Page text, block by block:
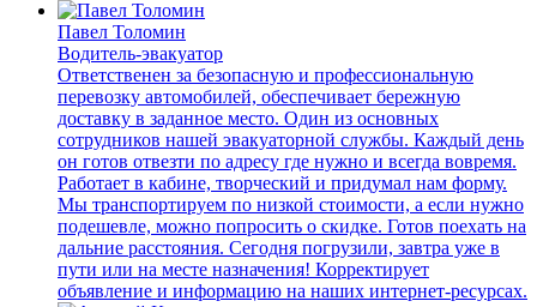
Павел Толомин
Водитель-эвакуатор
Ответственен за безопасную и профессиональную
перевозку автомобилей, обеспечивает бережную
доставку в заданное место. Один из основных
сотрудников нашей эвакуаторной службы. Каждый день
он готов отвезти по адресу где нужно и всегда вовремя.
Работает в кабине, творческий и придумал нам форму.
Мы транспортируем по низкой стоимости, а если нужно
подешевле, можно попросить о скидке. Готов поехать на
дальние расстояния. Сегодня погрузили, завтра уже в
пути или на месте назначения! Корректирует
объявление и информацию на наших интернет-ресурсах.